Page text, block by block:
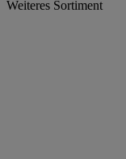
Weiteres Sortiment